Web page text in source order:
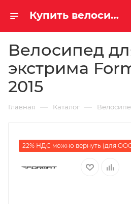
Купить велосипед для экстрима Format 3212 2015 за 30800.00000000 руб. в Саратове и Энгельсе
Велосипед
экстрима
2015
Главная — Каталог —
22% НДС можно вернуть (для